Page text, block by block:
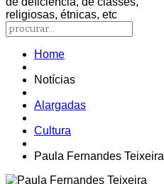
religiosas, étnicas, etc
Home
Notícias
Alargadas
Cultura
Paula Fernandes Teixeira